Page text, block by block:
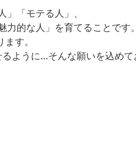
「モテる人」、
的な人」を育てることです。
す。
ように…そんな願いを込めて